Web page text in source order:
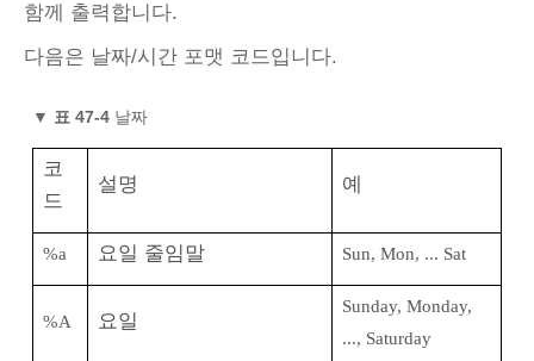
함께 출력합니다.
다음은 날짜/시간 포맷 코드입니다.
▼ 표 47-4날짜
코
드
설명 예
%a 요일 줄임말 Sun, Mon, ... Sat
%A 요일
Sunday, Monday,
..., Saturday